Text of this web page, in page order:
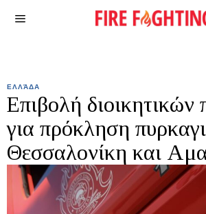
ΕΛΛΆΔΑ
Επιβολή διοικητικών
για πρόκληση
Θεσσαλονίκη και